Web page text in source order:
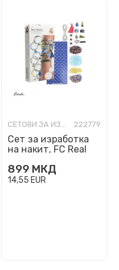
СЕТОВИ ЗА ИЗРАБОТКА 222779
Сет за изработка
на накит, FC Real
Bracelets
899 МКД
14,55 EUR